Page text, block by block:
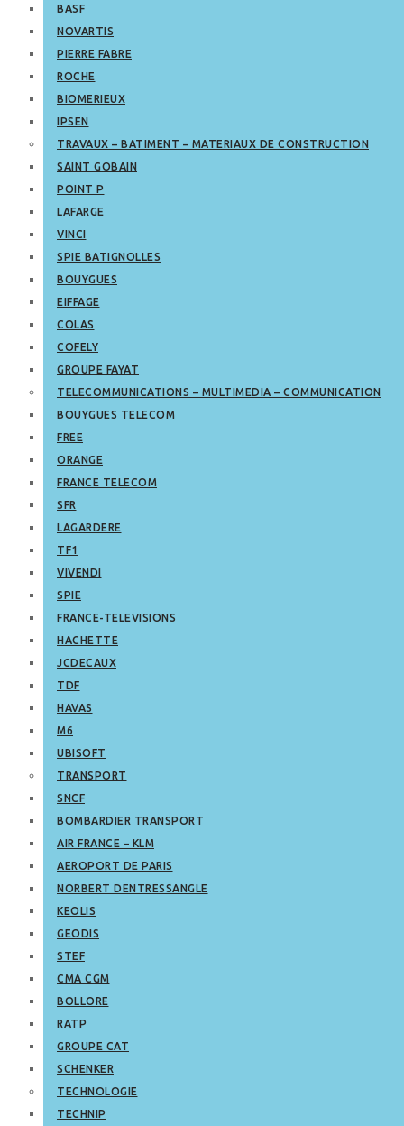
BASF
NOVARTIS
PIERRE FABRE
ROCHE
BIOMERIEUX
IPSEN
TRAVAUX – BATIMENT – MATERIAUX DE CONSTRUCTION
SAINT GOBAIN
POINT P
LAFARGE
VINCI
SPIE BATIGNOLLES
BOUYGUES
EIFFAGE
COLAS
COFELY
GROUPE FAYAT
TELECOMMUNICATIONS – MULTIMEDIA – COMMUNICATION
BOUYGUES TELECOM
FREE
ORANGE
FRANCE TELECOM
SFR
LAGARDERE
TF1
VIVENDI
SPIE
FRANCE-TELEVISIONS
HACHETTE
JCDECAUX
TDF
HAVAS
M6
UBISOFT
TRANSPORT
SNCF
BOMBARDIER TRANSPORT
AIR FRANCE – KLM
AEROPORT DE PARIS
NORBERT DENTRESSANGLE
KEOLIS
GEODIS
STEF
CMA CGM
BOLLORE
RATP
GROUPE CAT
SCHENKER
TECHNOLOGIE
TECHNIP